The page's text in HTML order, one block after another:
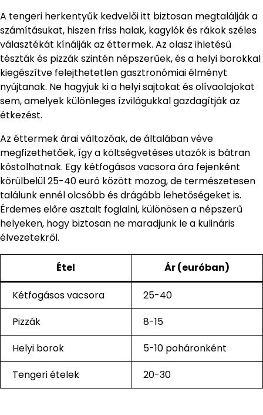
A tengeri herkentyűk kedvelői itt biztosan megtalálják a
számításukat, hiszen friss halak, kagylók és rákok széles
választékát kínálják az éttermek. Az olasz ihletésű
tészták és pizzák szintén népszerűek, és a helyi borokkal
kiegészítve felejthetetlen gasztronómiai élményt
nyújtanak. Ne hagyjuk ki a helyi sajtokat és olívaolajokat
sem, amelyek különleges ízvilágukkal gazdagítják az
étkezést.
Az éttermek árai változóak, de általában véve
megfizethetőek, így a költségvetéses utazók is bátran
kóstolhatnak. Egy kétfogásos vacsora ára fejenként
körülbelül 25-40 euró között mozog, de természetesen
találunk ennél olcsóbb és drágább lehetőségeket is.
Érdemes előre asztalt foglalni, különösen a népszerű
helyeken, hogy biztosan ne maradjunk le a kulináris
élvezetekről.
Étel Ár (euróban)
Kétfogásos vacsora
25-40
Pizzák
8-15
Helyi borok
5-10 poháronként
Tengeri ételek
20-30